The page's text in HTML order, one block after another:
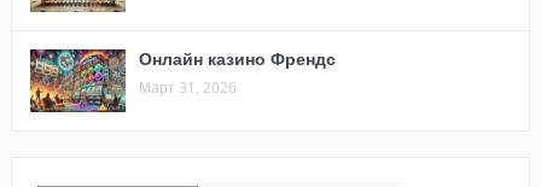
Онлайн казино Френдс
Март 31, 2026